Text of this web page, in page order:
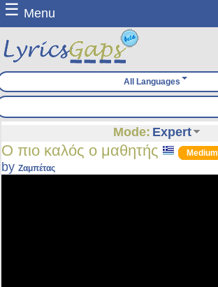
☰ Menu
All Languages
Mode: Expert
Ο πιο καλός ο μαθητής Medium
byΖαμπέτας